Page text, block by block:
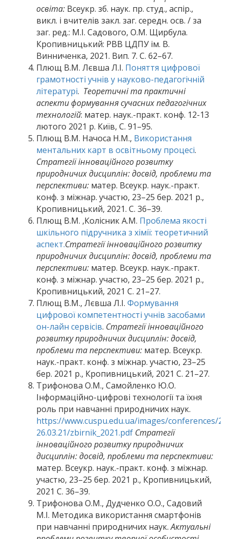
освіта: Всеукр. зб. наук. пр. студ., аспір.,
викл. і вчителів закл. заг. середн. осв. / за
заг. ред.: М.І. Садового, О.М. Щирбула.
Кропивницький: РВВ ЦДПУ ім. В.
Винниченка, 2021. Вип. 7. С. 62–67.
Плющ В.М. Лєвша Л.І. Поняття цифрової
грамотності учнів у науково-педагогічній
літературі. Теоретичні та практичні
аспекти формування сучасних педагогічних
технологій: матер. наук.-практ. конф. 12-13
лютого 2021 р. Київ, С. 91–95.
Плющ В.М. Начоса Н.М., Використання
ментальних карт в освітньому процесі.
Стратегії інноваційного розвитку
природничих дисциплін: досвід, проблеми та
перспективи: матер. Всеукр. наук.-практ.
конф. з міжнар. участю, 23–25 бер. 2021 р.,
Кропивницький, 2021. С. 36–39.
Плющ В.М. ,Колісник А.М. Проблема якості
шкільного підручника з хімії: теоретичний
аспект.Стратегії інноваційного розвитку
природничих дисциплін: досвід, проблеми та
перспективи: матер. Всеукр. наук.-практ.
конф. з міжнар. участю, 23–25 бер. 2021 р.,
Кропивницький, 2021 С. 21–27.
Плющ В.М., Лєвша Л.І. Формування
цифрової компетентності учнів засобами
он-лайн сервісів. Стратегії інноваційного
розвитку природничих дисциплін: досвід,
проблеми та перспективи: матер. Всеукр.
наук.-практ. конф. з міжнар. участю, 23–25
бер. 2021 р., Кропивницький, 2021 С. 21–27.
Трифонова О.М., Самойленко Ю.О.
Інформаційно-цифрові технології та їхня
роль при навчанні природничих наук.
https://www.cuspu.edu.ua/images/conferences/
26.03.21/zbirnik_2021.pdf Стратегії
інноваційного розвитку природничих
дисциплін: досвід, проблеми та перспективи:
матер. Всеукр. наук.-практ. конф. з міжнар.
участю, 23–25 бер. 2021 р., Кропивницький,
2021 С. 36–39.
Трифонова О.М., Дудченко О.О., Садовий
М.І. Методика використання смартфонів
при навчанні природничих наук.Актуальні